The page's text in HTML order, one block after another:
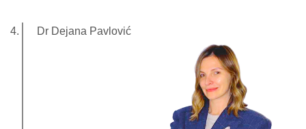
Dr Dejana Pavlović